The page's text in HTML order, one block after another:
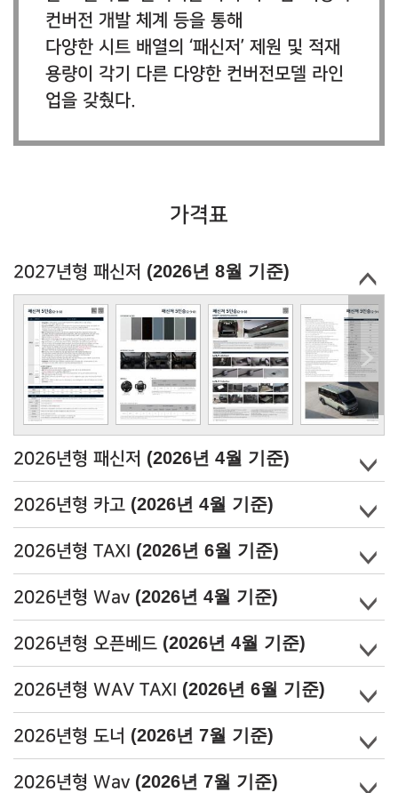
컨버전 개발 체계 등을 통해
다양한 시트 배열의 ‘패신저’ 제원 및 적재
용량이 각기 다른 다양한 컨버전모델 라인
업을 갖췄다.
가격표
2027년형 패신저 (2026년 8월 기준)
2026년형 패신저 (2026년 4월 기준)
2026년형 카고 (2026년 4월 기준)
2026년형 TAXI (2026년 6월 기준)
2026년형 Wav (2026년 4월 기준)
2026년형 오픈베드 (2026년 4월 기준)
2026년형 WAV TAXI (2026년 6월 기준)
2026년형 도너 (2026년 7월 기준)
2026년형 Wav (2026년 7월 기준)